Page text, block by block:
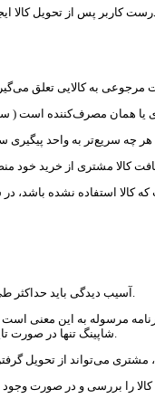
استفاده نشده باشد،
- آسیب‏‏ دیدگی باید حداکثر طی 24 ساعت پس از دریافت کالا، به خدمات پس از فروش اخوان شاپینگ اطلاع داده شود.
شاپینگ تنها در صورت تایید شرکت حمل کننده سفارش و در راستای تسهیل امور پیگیری، خسارت را جبران می‌‏کند.